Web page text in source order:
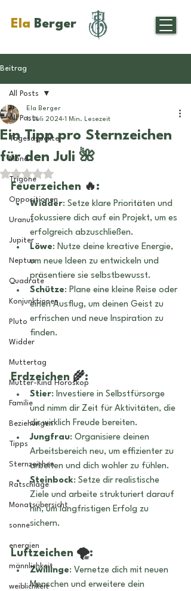
Ela Berger
Beitrag
All Posts
Tagesaspekte
Mond
Trigone
Oppositionen
Uranus
Jupiter
Neptun
Quadrate
Konjunktionen
Pluto
Widder
Muttertag
Mutter-Kind Horoskop
Familie
Beziehungen
Tipps
Sternzeichen
Ratschläge
Monatsübersicht
sonne
energien
männlichkeit
weiblichkeit
All Posts
Ein Tipp pro Sternzeichen
für den Juli 🌺
Ela Berger
1. Juli 2024 1 Min. Lesezeit
Mit NaN von 5 Sternen bewertet.
Feuerzeichen 🔥 :
Widder: Setze klare Prioritäten und
fokussiere dich auf ein Projekt, um es
erfolgreich abzuschließen.
Löwe: Nutze deine kreative Energie,
um neue Ideen zu entwickeln und
präsentiere sie selbstbewusst.
Schütze: Plane eine kleine Reise oder
einen Ausflug, um deinen Geist zu
erfrischen und neue Inspiration zu
finden.
Erdzeichen 🌾:
Stier: Investiere in Selbstfürsorge
und nimm dir Zeit für Aktivitäten, die
dir wirklich Freude bereiten.
Jungfrau: Organisiere deinen
Arbeitsbereich neu, um effizienter zu
arbeiten und dich wohler zu fühlen.
Steinbock: Setze dir realistische
Ziele und arbeite strukturiert darauf
hin, um langfristigen Erfolg zu
sichern.
Luftzeichen 🌪️:
Zwillinge: Vernetze dich mit neuen
Menschen und erweitere dein